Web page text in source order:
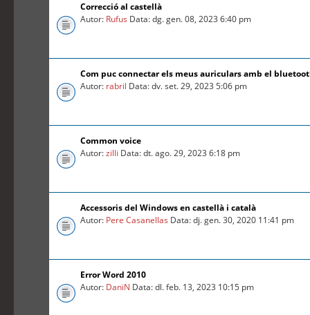
Correcció al castellà
Autor: Rufus Data: dg. gen. 08, 2023 6:40 pm
Com puc connectar els meus auriculars amb el
Autor: rabril Data: dv. set. 29, 2023 5:06 pm
Common voice
Autor:zilli Data: dt. ago. 29, 2023 6:18 pm
Accessoris del Windows en castellà i català
Autor: Pere Casanellas Data: dj. gen. 30, 2020 11:41 pm
Error Word 2010
Autor: DaniN Data: dl. feb. 13, 2023 10:15 pm